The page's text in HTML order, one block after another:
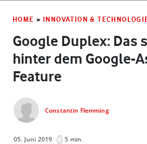
HOME » INNOVATION &
Google Duplex: Das
hinter dem Google-
Feature
Constantin Flemming
05. Juni 2019 5 min.